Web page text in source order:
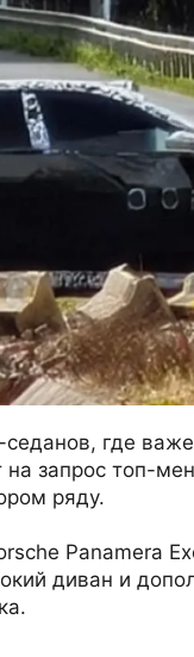
где
запрос топ-
ряду.
Panamera
диван и